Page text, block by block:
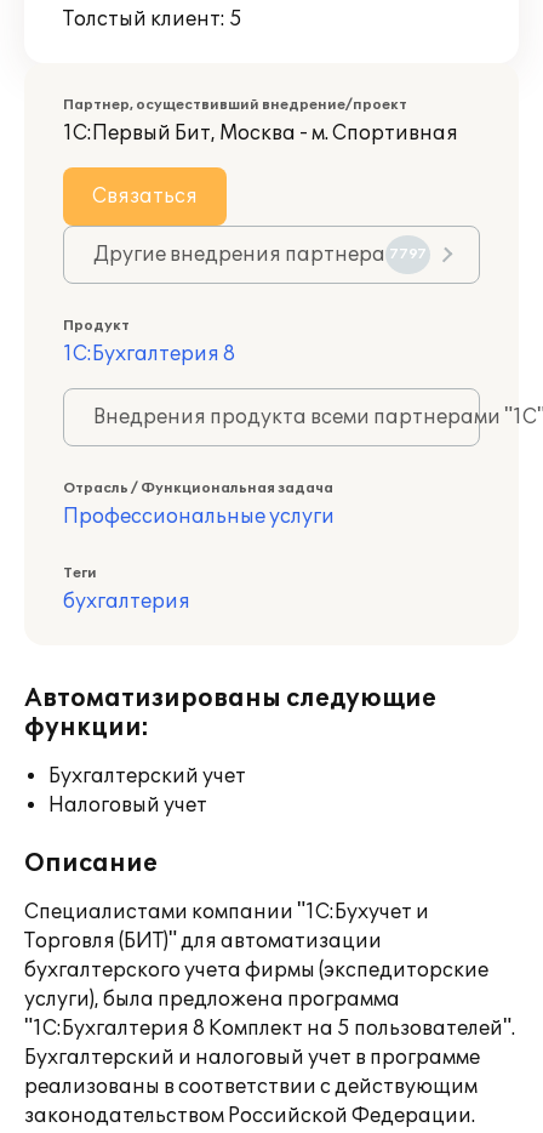
Толстый клиент: 5
Партнер, осуществивший внедрение/проект
1С:Первый Бит, Москва - м. Спортивная
Связаться
Другие внедрения партнера 7797
Продукт
1С:Бухгалтерия 8
Внедрения продукта всеми партнерами
Отрасль / Функциональная задача
Профессиональные услуги
Теги
бухгалтерия
Автоматизированы следующие
функции:
Бухгалтерский учет
Налоговый учет
Описание
Специалистами компании "1С:Бухучет и
Торговля (БИТ)" для автоматизации
бухгалтерского учета фирмы (экспедиторские
услуги), была предложена программа
"1С:Бухгалтерия 8 Комплект на 5 пользователей".
Бухгалтерский и налоговый учет в программе
реализованы в соответствии с действующим
законодательством Российской Федерации.